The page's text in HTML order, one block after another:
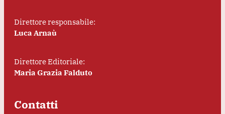
Direttore responsabile:
Luca Arnaù
Direttore Editoriale:
Maria Grazia Falduto
Contatti